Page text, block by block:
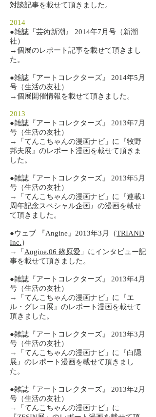
対談記事を載せて頂きました。
2014
​●雑誌『芸術新潮』 2014年7月号（新潮
社）
→個展のレポート記事を載せて頂きまし
た。
​●雑誌『アートコレクターズ』 2014年5月
号（生活の友社）
→個展開催情報を載せて頂きました。
2013
​●雑誌『アートコレクターズ』 2013年7月
号（生活の友社）
→「てんこちゃんの漫画ナビ」に『牧野
邦夫展』のレポート漫画を載せて頂きま
した。
​●雑誌『アートコレクターズ』 2013年5月
号（生活の友社）
→「てんこちゃんの漫画ナビ」に『連載1
周年記念スペシャル企画』の漫画を載せ
て頂きました。
​●ウェブ 『Angine』2013年3月（TRIAND
Inc.）
→「 Angine.06 篠原愛 」にインタビュー記
事を載せて頂きました。
​●雑誌『アートコレクターズ』 2013年4月
号（生活の友社）
→「てんこちゃんの漫画ナビ」に『エ
ル・グレコ展』のレポート漫画を載せて
頂きました。
​●雑誌『アートコレクターズ』 2013年3月
号（生活の友社）
→「てんこちゃんの漫画ナビ」に『白隠
展』のレポート漫画を載せて頂きまし
た。
​●雑誌『アートコレクターズ』 2013年2月
号（生活の友社）
→「てんこちゃんの漫画ナビ」に